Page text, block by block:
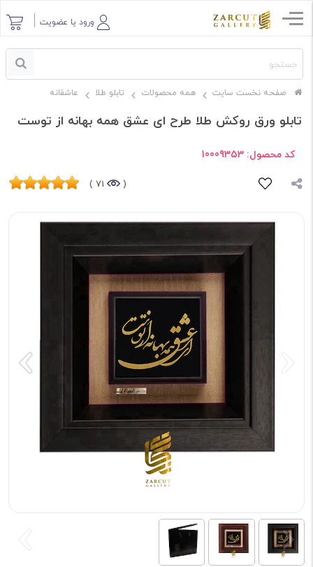
ورود یا عضویت
صفحه نخست سایت همه محصولات تابلو طلا عاشقانه
تابلو ورق روکش طلا طرح ای عشق همه بهانه از توست
کد محصول: 10009353
(
71 )